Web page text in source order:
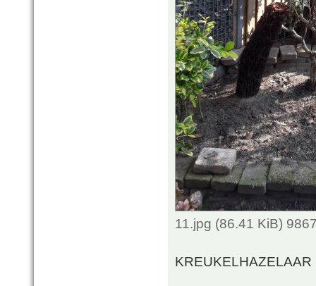
11.jpg (86.41 KiB)
KREUKELHAZELAAR